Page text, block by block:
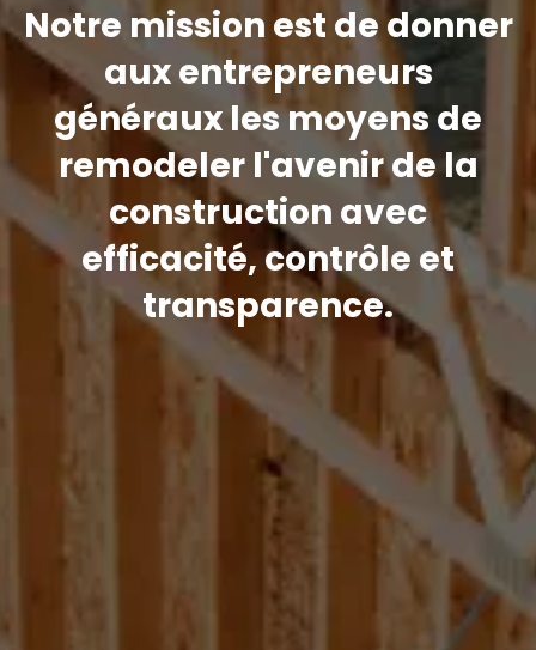
Notre mission est de donner
aux entrepreneurs
généraux les moyens de
remodeler l'avenir de la
construction avec
efficacité, contrôle et
transparence.